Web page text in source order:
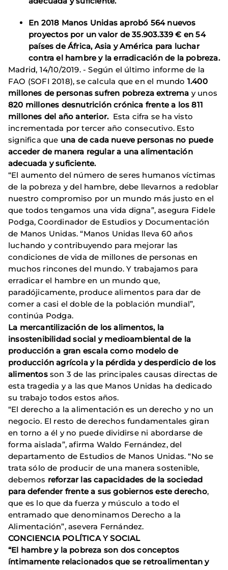
En 2018 Manos Unidas aprobó 564 nuevos
proyectos por un valor de 35.903.339 € en 54
países de África, Asia y América para luchar
contra el hambre y la erradicación de la pobreza.
Madrid, 14/10/2019. - Según el último informe de la
FAO (SOFI 2018), se calcula que en el mundo 1.400
millones de personas sufren pobreza extrema y unos
820 millones desnutrición crónica frente a los 811
millones del año anterior. Esta cifra se ha visto
incrementada por tercer año consecutivo. Esto
significa que una de cada nueve personas no puede
acceder de manera regular a una alimentación
adecuada y suficiente.
“El aumento del número de seres humanos víctimas
de la pobreza y del hambre, debe llevarnos a redoblar
nuestro compromiso por un mundo más justo en el
que todos tengamos una vida digna”, asegura Fidele
Podga, Coordinador de Estudios y Documentación
de Manos Unidas. “Manos Unidas lleva 60 años
luchando y contribuyendo para mejorar las
condiciones de vida de millones de personas en
muchos rincones del mundo. Y trabajamos para
erradicar el hambre en un mundo que,
paradójicamente, produce alimentos para dar de
comer a casi el doble de la población mundial”,
continúa Podga.
La mercantilización de los alimentos, la
insostenibilidad social y medioambiental de la
producción a gran escala como modelo de
producción agrícola y la pérdida y desperdicio de los
alimentosson 3 de las principales causas directas de
esta tragedia y a las que Manos Unidas ha dedicado
su trabajo todos estos años.
“El derecho a la alimentación es un derecho y no un
negocio. El resto de derechos fundamentales giran
en torno a él y no puede dividirse ni abordarse de
forma aislada”, afirma Waldo Fernández, del
departamento de Estudios de Manos Unidas. “No se
trata sólo de producir de una manera sostenible,
debemos reforzar las capacidades de la sociedad
para defender frente a sus gobiernos este derecho,
que es lo que da fuerza y músculo a todo el
entramado que denominamos Derecho a la
Alimentación”, asevera Fernández.
CONCIENCIA POLÍTICA Y SOCIAL
“El hambre y la pobreza son dos conceptos
íntimamente relacionados que se retroalimentan y